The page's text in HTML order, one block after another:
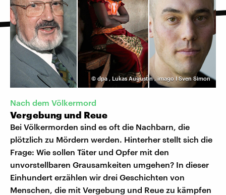
© dpa , Lukas Augustin,imago I Sven Simon
Nach dem Völkermord
Vergebung und Reue
Bei Völkermorden sind es oft die Nachbarn, die
plötzlich zu Mördern werden. Hinterher stellt sich die
Frage: Wie sollen Täter und Opfer mit den
unvorstellbaren Grausamkeiten umgehen? In dieser
Einhundert erzählen wir drei Geschichten von
Menschen, die mit Vergebung und Reue zu kämpfen